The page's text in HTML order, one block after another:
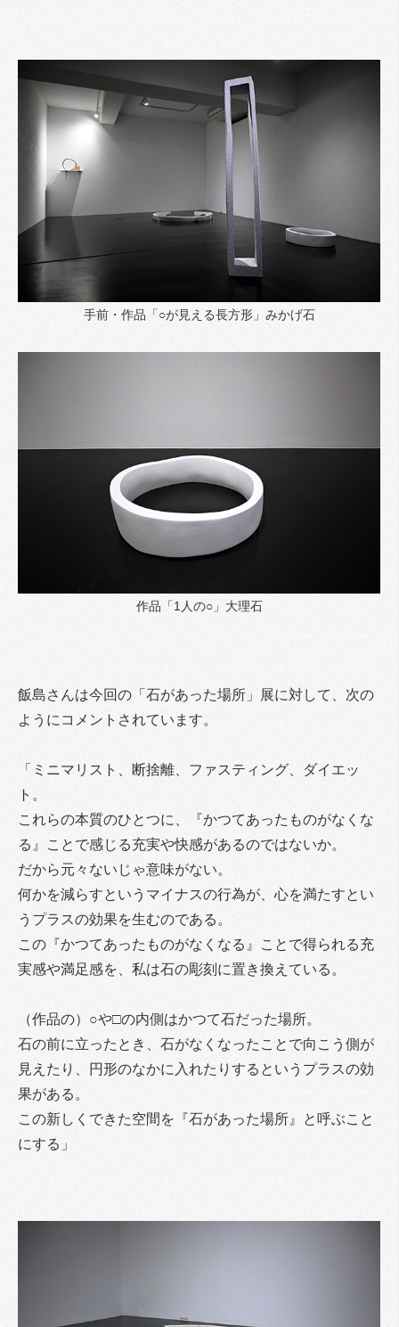
手前・作品「○が見える長方形」みかげ石
作品「1人の○」大理石
飯島さんは今回の「石があった場所」展に対して、次の
ようにコメントされています。
「ミニマリスト、断捨離、ファスティング、ダイエッ
ト。
これらの本質のひとつに、『かつてあったものがなくな
る』ことで感じる充実や快感があるのではないか。
だから元々ないじゃ意味がない。
何かを減らすというマイナスの行為が、心を満たすとい
うプラスの効果を生むのである。
この『かつてあったものがなくなる』ことで得られる充
実感や満足感を、私は石の彫刻に置き換えている。
（作品の）○や□の内側はかつて石だった場所。
石の前に立ったとき、石がなくなったことで向こう側が
見えたり、円形のなかに入れたりするというプラスの効
果がある。
この新しくできた空間を『石があった場所』と呼ぶこと
にする」